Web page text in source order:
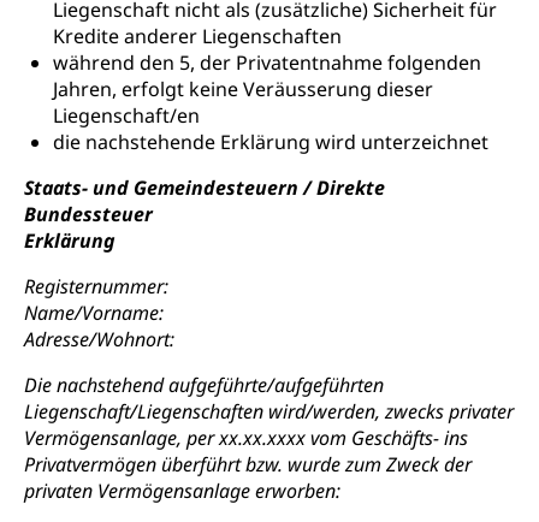
Liegenschaft nicht als (zusätzliche) Sicherheit für
Kredite anderer Liegenschaften
während den 5, der Privatentnahme folgenden
Jahren, erfolgt keine Veräusserung dieser
Liegenschaft/en
die nachstehende Erklärung wird unterzeichnet
Staats- und Gemeindesteuern / Direkte
Bundessteuer
Erklärung
Registernummer:
Name/Vorname:
Adresse/Wohnort:
Die nachstehend aufgeführte/aufgeführten
Liegenschaft/Liegenschaften wird/werden, zwecks privater
Vermögensanlage, per xx.xx.xxxx vom Geschäfts- ins
Privatvermögen überführt bzw. wurde zum Zweck der
privaten Vermögensanlage erworben: